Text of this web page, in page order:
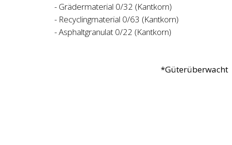
- Grädermaterial 0/32 (Kantkorn)
- Recyclingmaterial 0/63 (Kantkorn)
- Asphaltgranulat 0/22 (Kantkorn)
*Güterüberwacht